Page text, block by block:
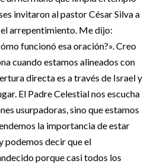
invitaron al pastor César Silva a
arrepentimiento. Me dijo:
funcionó esa oración?». Creo
cuando estamos alineados con
directa es a través de Israel y
El Padre Celestial nos escucha
usurpadoras, sino que estamos
la importancia de estar
podemos decir que el
porque casi todos los